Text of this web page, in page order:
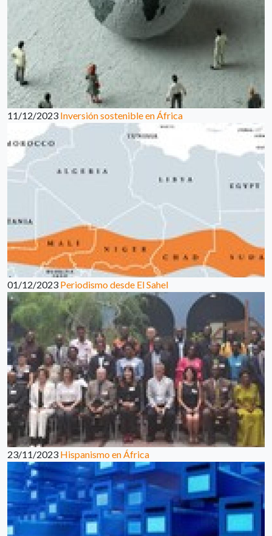
11/12/2023 Inversión sostenible en África
01/12/2023 Periodismo desde El Sahel
23/11/2023 Hispanismo en África